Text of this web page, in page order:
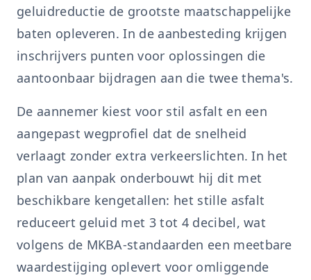
geluidreductie de grootste maatschappelijke
baten opleveren. In de aanbesteding krijgen
inschrijvers punten voor oplossingen die
aantoonbaar bijdragen aan die twee thema's.
De aannemer kiest voor stil asfalt en een
aangepast wegprofiel dat de snelheid
verlaagt zonder extra verkeerslichten. In het
plan van aanpak onderbouwt hij dit met
beschikbare kengetallen: het stille asfalt
reduceert geluid met 3 tot 4 decibel, wat
volgens de MKBA-standaarden een meetbare
waardestijging oplevert voor omliggende